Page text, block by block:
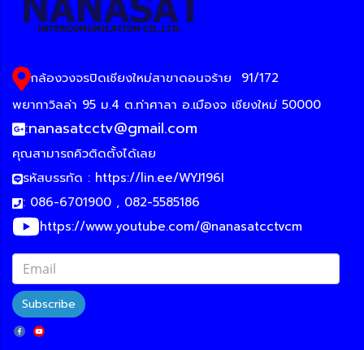
กล้องวงจรปิดเชียงใหม่สาขาดอนจร้าย
91/172
พยากาวิลล่า 95 ม.4 ต.ท่าศาลา อ.เมืองจ เชียงใหม่ 50000
:nanasatcctv@gmail.com
คุณสามารถคิวติดตั้งได้เลย
รหัสบรรทัด : https://lin.ee/WYJ196I
: 086-6701900 , 082-5585186
https://www.youtube.com/@nanasatcctvcm
Subscribe